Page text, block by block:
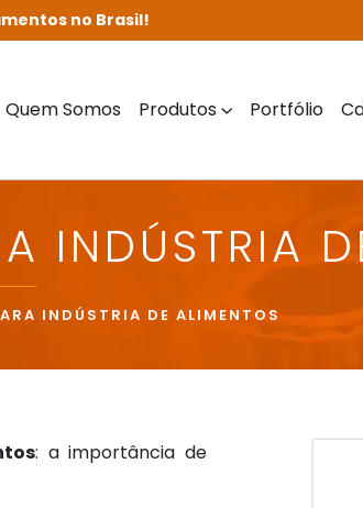
no Brasil!
Quem Somos Produtos Portfólio
INDÚSTRIA
INDÚSTRIA DE ALIMENTOS
: a importância de